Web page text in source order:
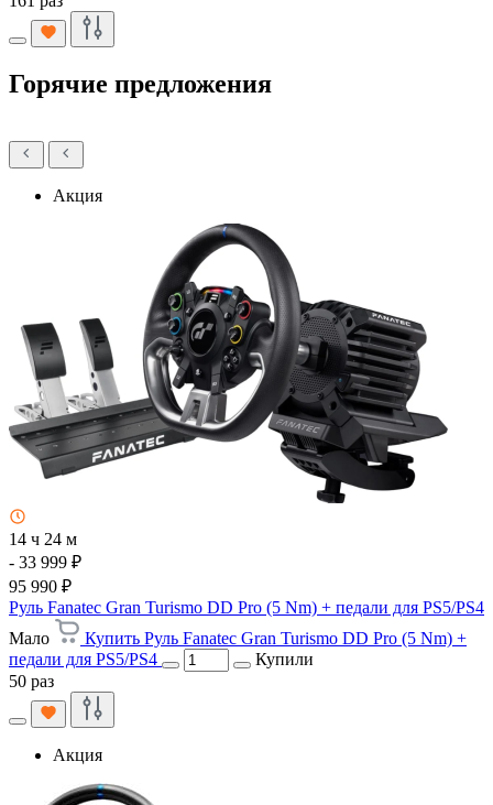
Горячие предложения
Акция
14 ч 24 м
- 33 999 ₽
95 990 ₽
Руль Fanatec Gran Turismo DD Pro (5 Nm) + педали для PS5/PS4
Мало
Купить Руль Fanatec Gran Turismo DD Pro (5 Nm) +
педали для PS5/PS4
Купили
50 раз
Акция